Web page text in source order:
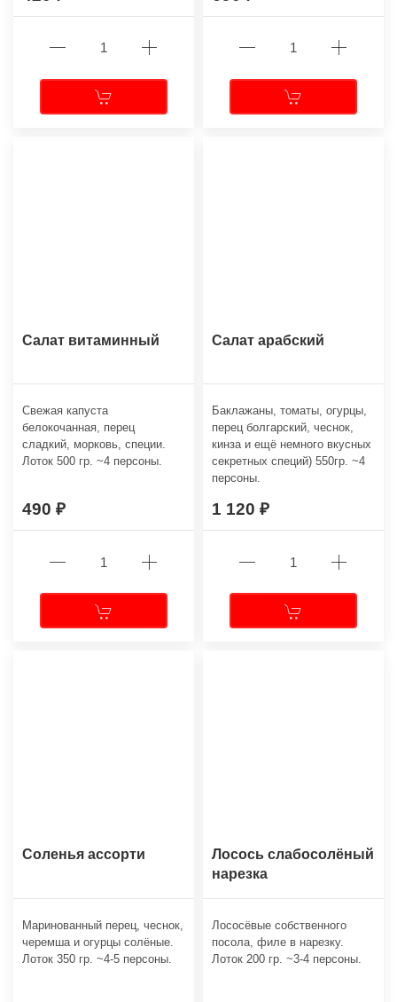
Салат витаминный
Свежая капуста
белокочанная, перец
сладкий, морковь, специи.
Лоток 500 гр. ~4 персоны.
490
Салат арабский
Баклажаны, томаты, огурцы,
перец болгарский, чеснок,
кинза и ещё немного вкусных
секретных специй) 550гр. ~4
персоны.
1 120
Соленья ассорти
Маринованный перец, чеснок,
черемша и огурцы солёные.
Лоток 350 гр. ~4-5 персоны.
Лосось слабосолёный
нарезка
Лососёвые собственного
посола, филе в нарезку.
Лоток 200 гр. ~3-4 персоны.